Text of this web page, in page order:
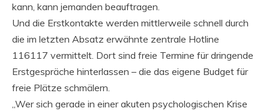
kann, kann jemanden beauftragen.
Und die Erstkontakte werden mittlerweile schnell durch
die im letzten Absatz erwähnte zentrale Hotline
116117 vermittelt. Dort sind freie Termine für dringende
Erstgespräche hinterlassen – die das eigene Budget für
freie Plätze schmälern.
„Wer sich gerade in einer akuten psychologischen Krise